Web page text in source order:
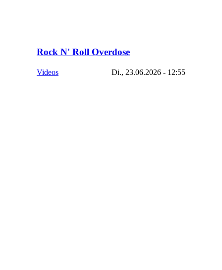
Rock N' Roll Overdose
Videos Di., 23.06.2026 - 12:55